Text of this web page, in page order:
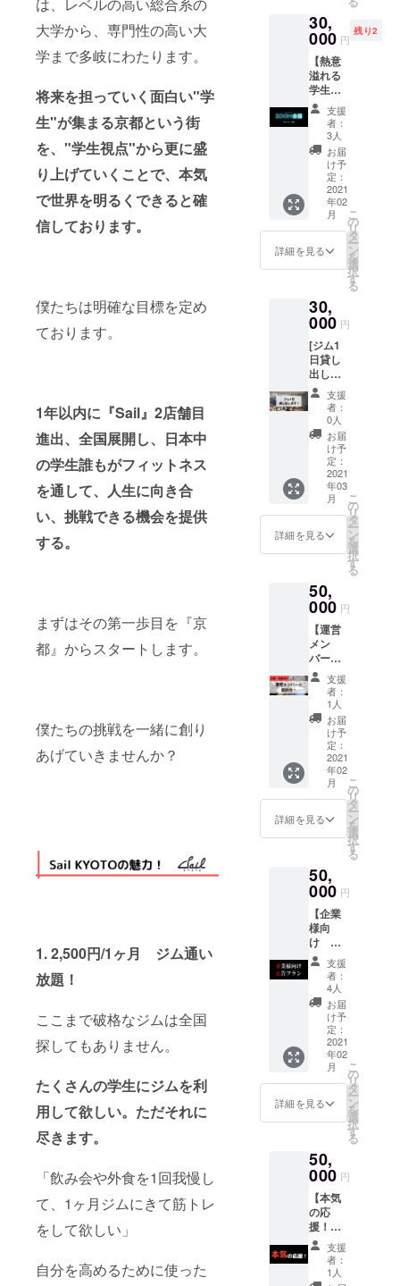
大学から、専門性の高い大
学まで多岐にわたります。
将来を担っていく面白い"学
生"が集まる京都という街
を、"学生視点"から更に盛
り上げていくことで、本気
で世界を明るくできると確
信しております。
僕たちは明確な目標を定め
ております。
1年以内に『Sail』2店舗目
進出、全国展開し、日本中
の学生誰もがフィットネス
を通して、人生に向き合
い、挑戦できる機会を提供
する。
まずはその第一歩目を『京
都』からスタートします。
僕たちの挑戦を一緒に創り
あげていきませんか？
1. 2,500円/1ヶ月 ジム通い
放題！
ここまで破格なジムは全国
探してもありません。
たくさんの学生にジムを利
用して欲しい。ただそれに
尽きます。
「飲み会や外食を1回我慢し
て、1ヶ月ジムにきて筋トレ
をして欲しい」
自分を高めるために使った
部・宗
森と
デー
ト！ レ
ンタル
彼氏と
して京
都近郊
にてお
出かけ
致しま
す。 爽
やかな
笑顔で
皆さん
にしま
す。 ▼
限2021
年12月
31日ま
で ・内
容や日
程は、
要相談
となり
ます。
・所要
時間、
最大で
半日程
度とな
公共の
場所に
りま
す。 ・
別途、
食事や
交際に
かかる
費用を
お支払
いお願
い致し
ます。
・クラ
ウド
ファン
ディン
後、登
録して
いてい
るメー
ルアド
レスに
ご連絡
いたし
ます。
・備考
欄にお
名前
（漢字/
フリガ
ナフル
ネー
ム）の
記入を
お願い
しま
す。
『アツ
い』お
時間を
提供致
しま
す！！
・対応
可能時
間とし
て、朝6
時〜夜
24時ま
ででお
願い致
しま
たくさ
んの
お会い
できる
こと、
心の底
から楽
しみに
してお
りま
す！！
▼注意
・内容
や日程
は、要
相談と
なりま
す。 ・
公序良
俗に反
する内
令に違
反する
内容な
どはお
受けで
きませ
ん。 ・
有効期
限2021
年12月
31日ま
で ・ク
ラウド
ファン
ディン
グ終了
後、登
録して
いただ
るメー
ルアド
レスに
ご連絡
いたし
ます。
・交通
費・宿
泊費は
別途頂
戴致し
ます。
・備考
欄にお
名前
（漢字/
フリガ
ナフル
記入を
お願い
しま
す。
▼注意
・備考
欄に掲
示する
お名前
を本名
フル
ネーム
で必ず
ご記入
くださ
い。 ★
支援し
て下
さった
お名前
が、ジ
用する
ユーモ
ア溢れ
る学生
たちの
目に留
まりま
す！ま
たス
タッフ
一同、
ご支援
してく
ださっ
日々思
い出し
いただ
きま
す。
レー
バーは
ている
モノ全
てから
お選び
するこ
とが可
能で
す。10
種類以
上、ご
用意す
る予定
です。
・2021
1月31日
までと
す。
援して
いただ
いた方
限定
で、ご
招待さ
せてい
ただき
ます。
✔︎Sail
KYOTO
Facebo
okグ
ループ
にて盛
り上げ
いで
す！ ▼
Sail
KYOTO
の活動
を適
時、
Facebo
okグ
ループ
にてご
紹介致
しま
す。 ・
月1〜4
回程
ベント
取り組
みに関
して、
Sail
KYOTO
の詳し
い活動
や裏話
を知る
ことが
可能で
す。 ・
Sail
KYOTO
メン
バーや
てくだ
さる
方々と
Facebo
okにて
繋がる
ことが
可能で
す。 ・
Facebo
okグ
ループ
の活動
予定
から
2021年
▼注意
点 ・ク
ラウド
ファン
ディン
グ終了
後に、
メール
にてご
30,
000 円
残り2
【熱意
溢れる
学生と
Zoom会
議！】
▼内容
✔ジム
に通う
主体的
な学生5
名以上
とオン
ライン
交流会
《1時
生が、
経営者
様もし
くは企
業・法
人様の
ことを
SNSで
発信 ▼
詳細 ・
オンラ
インコ
ミュニ
ケー
ション
ツール
「Zoom
以上の
オンラ
流イベ
ントを
開催。
・コロ
ナ渦で
なかな
か人と
の繋が
りが生
まれな
い状況
を共に
打破し
ていき
情報交
換や広
報活
動、採
用活動
などに
繋げて
いただ
ける有
意義な
機会と
なって
おりま
す。 ・
交流
加学生
は
SNSア
カウン
トを
フォ
ロー
☑︎
あなた
のSNS
アカウ
支援
者：
3人
お届
け予
定：
2021
年02
月
詳細を見る
こ
の
リ
タ
ー
ン
を
選
択
す
る
30,
000 円
[ジム1
日貸し
出しま
す！] ▼
リター
ン内容
✔︎ Sail
KYOTO
店舗を1
日貸し
出しま
す。 ✔︎
団体で
のご利
用、
等にご
活用く
ださ
い。 ▼
詳細 ・
ジムの
定休日
に貸し
出しま
す。 ・
日程等
はメー
ルにて
ご相談
くださ
い ・公
序良俗
令に違
反する
どはお
受けで
きませ
ん。 。
・期間
2021年
3月〜
2022年
2月ま
で。 ▼
注意 ・
クラウ
ドファ
ンディ
ていた
だいて
いる
メール
アドレ
スに連
絡させ
ていた
だきま
支援
者：
0人
お届
け予
定：
2021
年03
月
詳細を見る
こ
の
リ
タ
ー
ン
を
選
択
す
る
50,
000 円
【運営
メン
バーと
密にお
話し出
来ま
す！】
▼内容
✔︎Sail
KYOTO
運営メ
ンバー
との限
定座談
会《ク
ディン
グ終了
後に1度
》 ▼詳
細 ・
Sail
KYOTO
運営メ
ンバー
(代表・
加藤を
含む、
幹部3〜
5人)と
企業様
だけの
限定座
ていた
だきま
ユーモ
ア溢れ
る学生
が集う
空間を
運営す
支援
者：
1人
お届
け予
定：
2021
年02
月
詳細を見る
こ
の
リ
タ
ー
ン
を
選
択
す
る
50,
000 円
【企業
様向
け 広
告プラ
ン】 ▼
内容 ✔︎
志が高
い学生
が集ま
るSail
KYOTO
にて、
企業様
のご紹
介をさ
ます。
▼詳細
・ジム
店内の
壁面に
ご支援
してく
ださっ
た企業
支援
者：
4人
お届
け予
定：
2021
年02
月
詳細を見る
こ
の
リ
タ
ー
ン
を
選
択
す
る
50,
000 円
【本気
の応
援！】
▼リ
ターン
内容 ✔︎
支援
者：
1人